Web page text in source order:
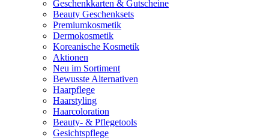
Geschenkkarten & Gutscheine
Beauty Geschenksets
Premiumkosmetik
Dermokosmetik
Koreanische Kosmetik
Aktionen
Neu im Sortiment
Bewusste Alternativen
Haarpflege
Haarstyling
Haarcoloration
Beauty- & Pflegetools
Gesichtspflege